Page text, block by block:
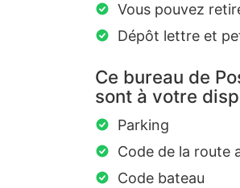
Vous pouvez
Dépôt lettre et
Ce bureau de
sont à votre
Parking
Code de la route
Code bateau